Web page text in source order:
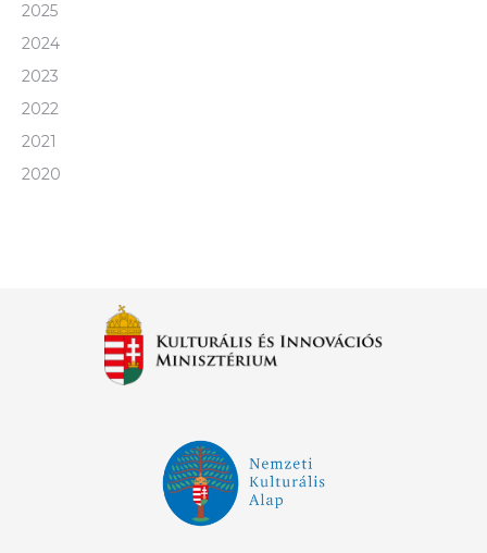
2025
2024
2023
2022
2021
2020